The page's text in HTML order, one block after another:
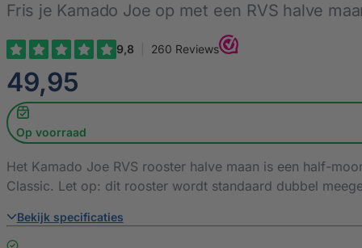
Fris je Kamado Joe op met een RVS halve
€
49,95
Op voorraad
Het Kamado Joe RVS rooster halve maan is een half-
Classic. Let op: dit rooster wordt standaard dubbel
Bekijk specificaties